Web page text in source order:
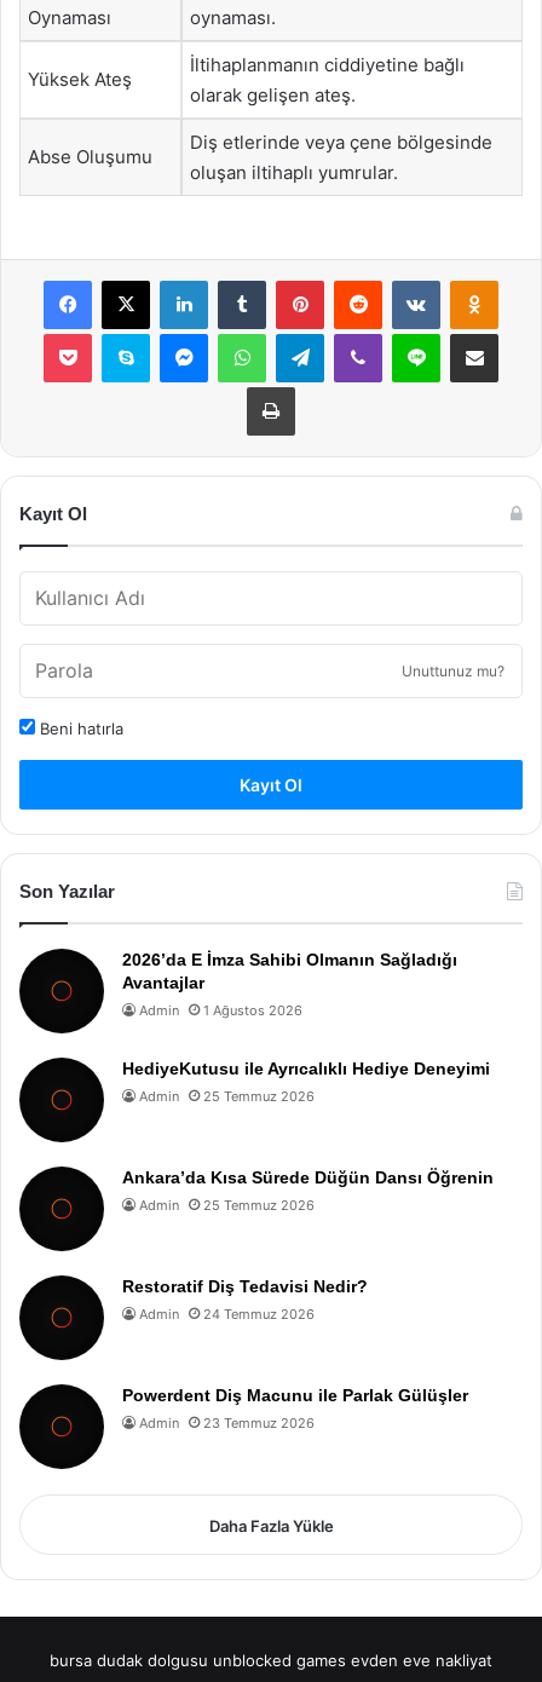
Oynaması
oynaması.
Yüksek Ateş
İltihaplanmanın ciddiyetine bağlı
olarak gelişen ateş.
Abse Oluşumu
Diş etlerinde veya çene bölgesinde
oluşan iltihaplı yumrular.
Facebook
X LinkedInTumblr PinterestReddit VKontakte
Pocket Skype MessengerWhatsAppTelegramViber Line E-Posta ile
Yazdır
Kayıt Ol
Unuttunuz mu?
Beni hatırla
Kayıt Ol
Son Yazılar
2026’da E İmza Sahibi Olmanın Sağladığı
Avantajlar
Admin 1 Ağustos 2026
HediyeKutusu ile Ayrıcalıklı Hediye Deneyimi
Admin 25 Temmuz 2026
Ankara’da Kısa Sürede Düğün Dansı Öğrenin
Admin 25 Temmuz 2026
Restoratif Diş Tedavisi Nedir?
Admin 24 Temmuz 2026
Powerdent Diş Macunu ile Parlak Gülüşler
Admin 23 Temmuz 2026
Daha Fazla Yükle
bursa dudak dolgusu unblocked games evden eve nakliyat